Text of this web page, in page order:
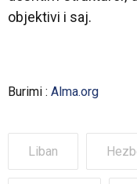
objektivi i saj.
Burimi : Alma.org
Liban